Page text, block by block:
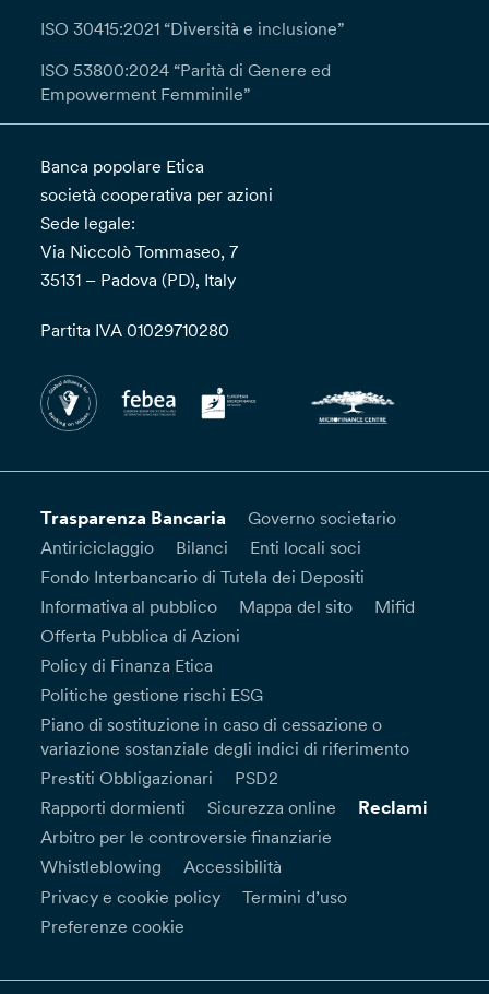
interlocutoria entro un (1) mese informandoti
ritenga che il trattamento dei tuoi dati da parte
del Titolare avvenga in violazione del GDPR
potrai proporre reclamo all’autorità di controllo.
ISO 30415:2021 “Diversità e inclusione”
ISO 53800:2024 “Parità di Genere ed
Empowerment Femminile”
Banca popolare Etica
società cooperativa per azioni
Sede legale:
Via Niccolò Tommaseo, 7
35131 – Padova (PD), Italy
Partita IVA 01029710280
Trasparenza Bancaria
Governo societario
Antiriciclaggio
Bilanci
Enti locali soci
Fondo Interbancario di Tutela dei Depositi
Informativa al pubblico
Mappa del sito
Mifid
Offerta Pubblica di Azioni
Policy di Finanza Etica
Politiche gestione rischi ESG
Piano di sostituzione in caso di cessazione o
variazione sostanziale degli indici di riferimento
Prestiti Obbligazionari
PSD2
Rapporti dormienti
Sicurezza online Reclami
Arbitro per le controversie finanziarie
Whistleblowing
Accessibilità
Privacy e cookie policy
Termini d’uso
Preferenze cookie